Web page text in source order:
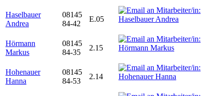
Haselbauer
Andrea
08145
84-42
E.05
Hörmann
Markus
08145
84-35
2.15
Hohenauer
Hanna
08145
84-53
2.14